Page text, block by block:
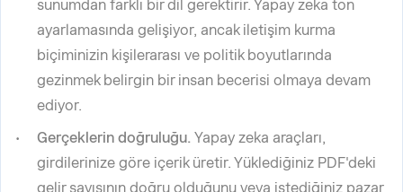
sunumdan farklı bir dil gerektirir. Yapay zeka ton
ayarlamasında gelişiyor, ancak iletişim kurma
biçiminizin kişilerarası ve politik boyutlarında
gezinmek belirgin bir insan becerisi olmaya devam
ediyor.
Gerçeklerin doğruluğu. Yapay zeka araçları,
girdilerinize göre içerik üretir. Yüklediğiniz PDF'deki
gelir sayısının doğru olduğunu veya istediğiniz pazar